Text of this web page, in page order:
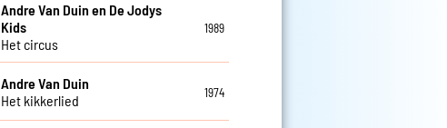
Andre Van Duin en De Jodys
Kids
Het circus
1989
Andre Van Duin
Het kikkerlied
1974